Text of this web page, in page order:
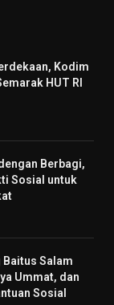
Kodim
HUT RI
Berbagi,
Sosial untuk
Baitus Salam
Ummat, dan
Sosial